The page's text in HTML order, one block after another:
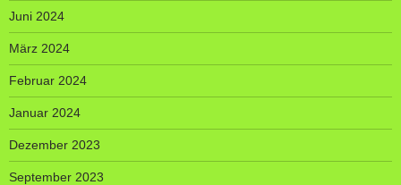
Juni 2024
März 2024
Februar 2024
Januar 2024
Dezember 2023
September 2023